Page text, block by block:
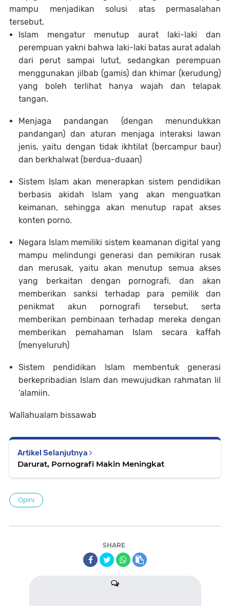
mampu menjadikan solusi atas permasalahan
tersebut.
Islam mengatur menutup aurat laki-laki dan
perempuan yakni bahwa laki-laki batas aurat adalah
dari perut sampai lutut, sedangkan perempuan
menggunakan jilbab (gamis) dan khimar (kerudung)
yang boleh terlihat hanya wajah dan telapak
tangan.
Menjaga pandangan (dengan menundukkan
pandangan) dan aturan menjaga interaksi lawan
jenis, yaitu dengan tidak ikhtilat (bercampur baur)
dan berkhalwat (berdua-duaan)
Sistem Islam akan menerapkan sistem pendidikan
berbasis akidah Islam yang akan menguatkan
keimanan, sehingga akan menutup rapat akses
konten porno.
Negara Islam memiliki sistem keamanan digital yang
mampu melindungi generasi dan pemikiran rusak
dan merusak, yaitu akan menutup semua akses
yang berkaitan dengan pornografi, dan akan
memberikan sanksi terhadap para pemilik dan
penikmat akun pornografi tersebut, serta
memberikan pembinaan terhadap mereka dengan
memberikan pemahaman Islam secara kaffah
(menyeluruh)
Sistem pendidikan Islam membentuk generasi
berkepribadian Islam dan mewujudkan rahmatan lil
‘alamiin.
Wallahualam bissawab
Artikel Selanjutnya
Darurat, Pornografi Makin Meningkat
Opini
SHARE